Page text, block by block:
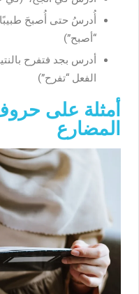
أُدرسُ حتى أُصبحَ
“أصبح”)
أدرس بجد فتفرح
الفعل “تفرح”)
أمثلة على
المضارع